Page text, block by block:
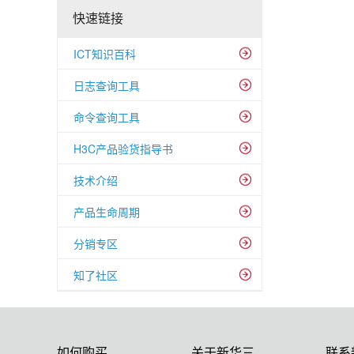
快速链接
ICT知识百科
日志查询工具
命令查询工具
H3C产品验货指导书
技术介绍
产品生命周期
分销专区
知了社区